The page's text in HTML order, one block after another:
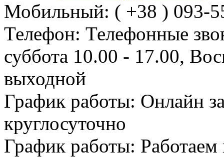
Мобильный: ( +38 ) 093-
Телефон: Телефонные
суббота 10.00 - 17.00,
выходной
График работы: Онлайн
круглосуточно
График работы: Работаем